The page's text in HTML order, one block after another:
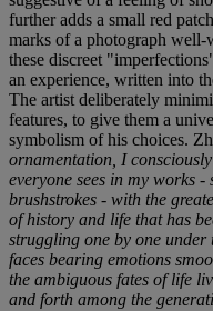
further adds a small red
marks of a photograph well-
these discreet
an experience, written into
The artist deliberately
features, to give them a
symbolism of his choices.
ornamentation, I
everyone sees in my works
brushstrokes - with the
of history and life that has
struggling one by one under
faces bearing emotions
the ambiguous fates of life
and forth among the